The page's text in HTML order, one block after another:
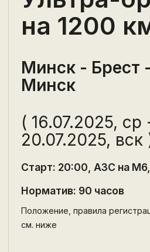
на 1200
Минск - Брест
Минск
( 16.07.2025, ср
20.07.2025, вск
Старт: 20:00, АЗС на
Норматив: 90 часов
Положение, правила
см. ниже